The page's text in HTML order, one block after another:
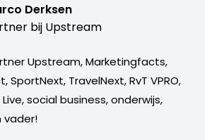
Derksen
bij Upstream
Upstream, Marketingfacts,
SportNext, TravelNext, RvT VPRO,
social business, onderwijs,
vader!